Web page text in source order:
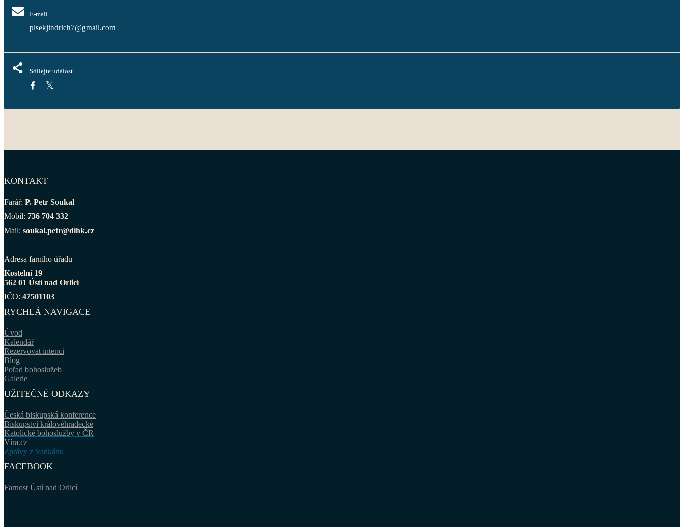
E-mail
plsekjindrich7@gmail.com
Sdílejte událost
KONTAKT
Farář: P. Petr Soukal
Mobil: 736 704 332
Mail: soukal.petr@dihk.cz
Adresa farního úřadu
Kostelní 19
562 01 Ústí nad Orlicí
IČO: 47501103
RYCHLÁ NAVIGACE
Úvod
Kalendář
Rezervovat intenci
Blog
Pořad bohoslužeb
Galerie
UŽITEČNÉ ODKAZY
Česká biskupská konference
Biskupství královéhradecké
Katolické bohoslužby v ČR
Víra.cz
Zprávy z Vatikánu
FACEBOOK
Farnost Ústí nad Orlicí